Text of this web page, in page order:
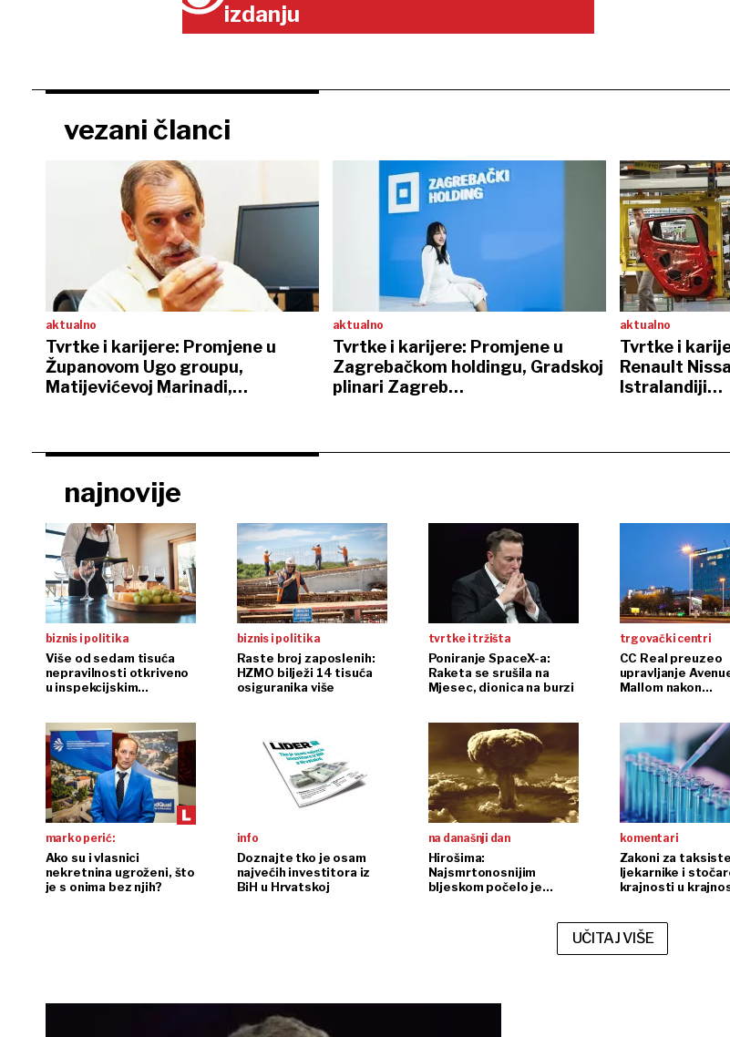
izdanju
vezani članci
aktualno
Tvrtke i karijere: Promjene u
Županovom Ugo groupu,
Matijevićevoj Marinadi,
aktualno
Tvrtke i karijere: Promjene u
Zagrebačkom holdingu, Gradskoj
plinari Zagreb…
aktualno
Tvrtke i
Renault
Istralandiji…
najnovije
biznis i politika
Više od sedam tisuća
nepravilnosti otkriveno
u inspekcijskim
biznis i politika
Raste broj zaposlenih:
HZMO bilježi 14 tisuća
osiguranika više
tvrtke i tržišta
Poniranje SpaceX-a:
Raketa se srušila na
Mjesec, dionica na burzi
trgovački centri
CC Real preuzeo
upravljanje
Mallom nakon
marko perić:
Ako su i vlasnici
nekretnina ugroženi, što
je s onima bez njih?
info
Doznajte tko je osam
najvećih investitora iz
BiH u Hrvatskoj
na današnji dan
Hirošima:
Najsmrtonosnijim
bljeskom počelo je
komentari
Zakoni za
ljekarnike i
krajnosti u
UČITAJ VIŠE